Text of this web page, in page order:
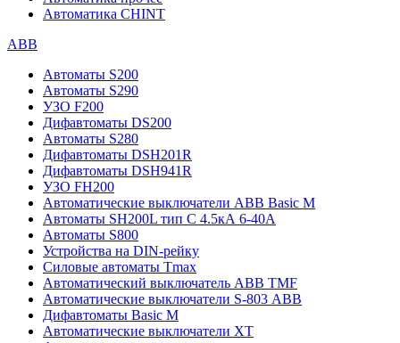
Автоматика CHINT
ABB
Автоматы S200
Автоматы S290
УЗО F200
Дифавтоматы DS200
Автоматы S280
Дифавтоматы DSH201R
Дифавтоматы DSH941R
УЗО FH200
Автоматические выключатели ABB Basic M
Автоматы SH200L тип С 4.5кА 6-40А
Автоматы S800
Устройства на DIN-рейку
Силовые автоматы Tmax
Автоматический выключатель ABB TMF
Автоматические выключатели S-803 АВВ
Дифавтоматы Basic M
Автоматические выключатели XT